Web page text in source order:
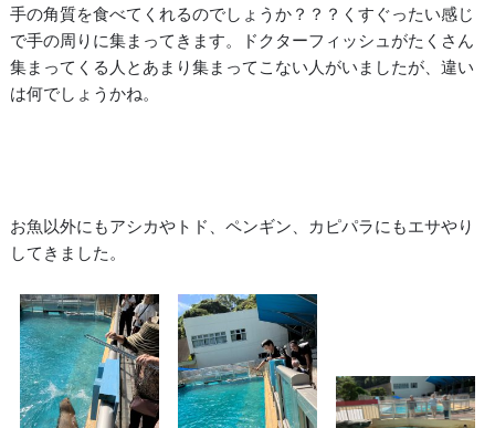
手の角質を食べてくれるのでしょうか？？？くすぐったい感じ
で手の周りに集まってきます。ドクターフィッシュがたくさん
集まってくる人とあまり集まってこない人がいましたが、違い
は何でしょうかね。
お魚以外にもアシカやトド、ペンギン、カピパラにもエサやり
してきました。